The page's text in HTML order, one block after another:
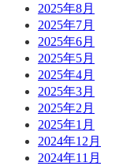
2025年8月
2025年7月
2025年6月
2025年5月
2025年4月
2025年3月
2025年2月
2025年1月
2024年12月
2024年11月